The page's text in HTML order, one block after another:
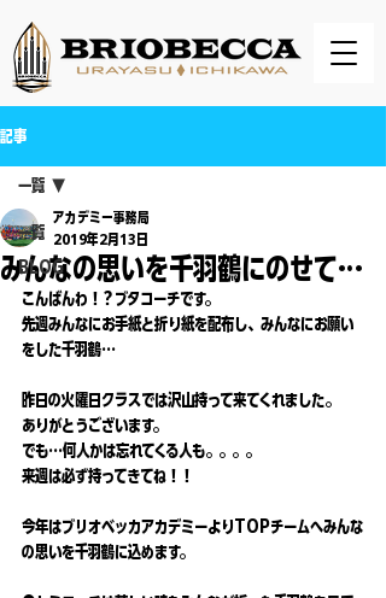
記事
一覧
BLOG
一覧
みんなの思いを千羽鶴にのせて…
アカデミー事務局
2019年2月13日
こんばんわ！？ブタコーチです。
先週みんなにお手紙と折り紙を配布し、みんなにお願い
をした千羽鶴…
昨日の火曜日クラスでは沢山持って来てくれました。
ありがとうございます。
でも…何人かは忘れてくる人も。。。。
来週は必ず持ってきてね！！
今年はブリオベッカアカデミーよりTOPチームへみんな
の思いを千羽鶴に込めます。